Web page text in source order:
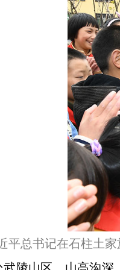
平总书记在石柱土